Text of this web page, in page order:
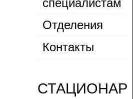
специалистам
Отделения
Контакты
СТАЦИОНАР